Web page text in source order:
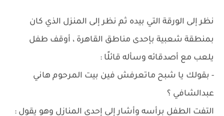
نظر إلى الورقة التي بيده ثم نظر إلى المنزل الذي كان
بمنطقة شعبية بإحدى مناطق القاهرة ، أوقف طفل
يلعب مع أصدقائه وسأله قائلًا :
- بقولك يا شبح ماتعرفش فين بيت المرحوم هاني
عبدالشافي ؟
التفت الطفل برأسه وأشار إلى إحدى المنازل وهو يقول :